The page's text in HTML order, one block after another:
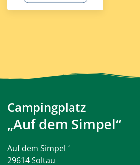
Campingplatz
„Auf dem Simpel“
Auf dem Simpel 1
29614 Soltau